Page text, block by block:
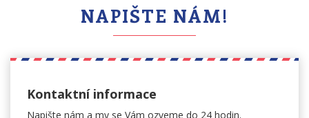
NAPIŠTE NÁM!
Kontaktní informace
Napište nám a my se Vám ozveme do 24 hodin.